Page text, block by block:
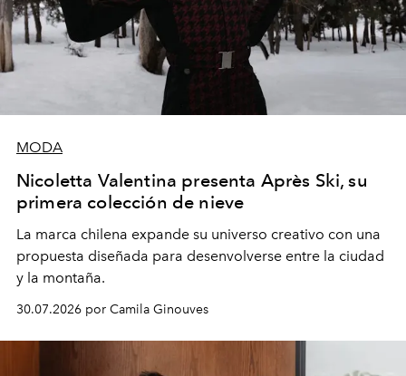
MODA
Nicoletta Valentina presenta Après Ski, su
primera colección de nieve
La marca chilena expande su universo creativo con una
propuesta diseñada para desenvolverse entre la ciudad
y la montaña.
30.07.2026 por Camila Ginouves